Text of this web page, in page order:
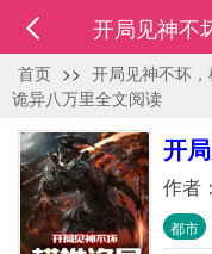
开局见神不
首页 >> 开局见神不坏
诡异八万里全文阅读
开
作者：
都市